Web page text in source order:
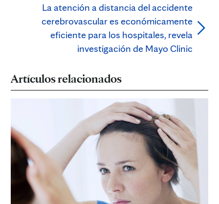
La atención a distancia del accidente
cerebrovascular es económicamente
eficiente para los hospitales, revela
investigación de Mayo Clinic
Artículos relacionados